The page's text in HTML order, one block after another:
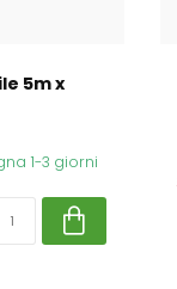
5m x
1-3 giorni